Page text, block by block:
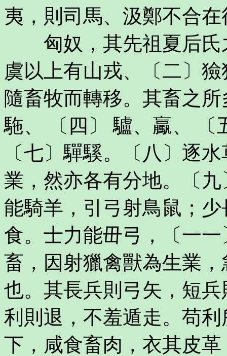
夷，則司馬、汲鄭不合在
匈奴，其先祖夏后氏
虞以上有山戎、〔二〕
隨畜牧而轉移。其畜之
駞、 〔四〕 驢、驘、 〔
〔七〕驒騱。〔八〕逐
業，然亦各有分地。〔
能騎羊，引弓射鳥鼠；
食。士力能毌弓，〔一
畜，因射獵禽獸為生業
也。其長兵則弓矢，短
利則退，不羞遁走。苟
下，咸食畜肉，衣其皮